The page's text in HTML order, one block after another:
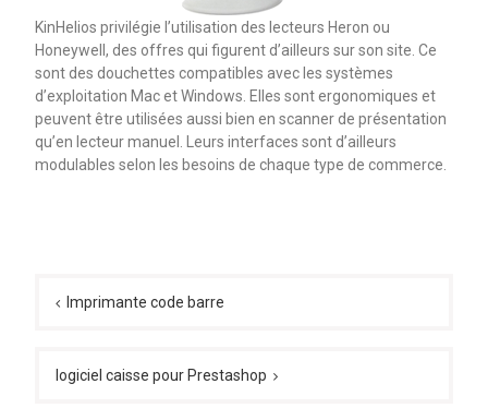
KinHelios privilégie l’utilisation des lecteurs Heron ou
Honeywell, des offres qui figurent d’ailleurs sur son site. Ce
sont des douchettes compatibles avec les systèmes
d’exploitation Mac et Windows. Elles sont ergonomiques et
peuvent être utilisées aussi bien en scanner de présentation
qu’en lecteur manuel. Leurs interfaces sont d’ailleurs
modulables selon les besoins de chaque type de commerce.
l’article
Imprimante code barre
logiciel caisse pour Prestashop